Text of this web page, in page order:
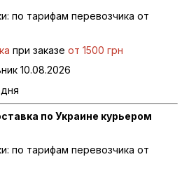
по тарифам перевозчика от
при заказе от 1500 грн
10.08.2026
по Украине курьером
по тарифам перевозчика от